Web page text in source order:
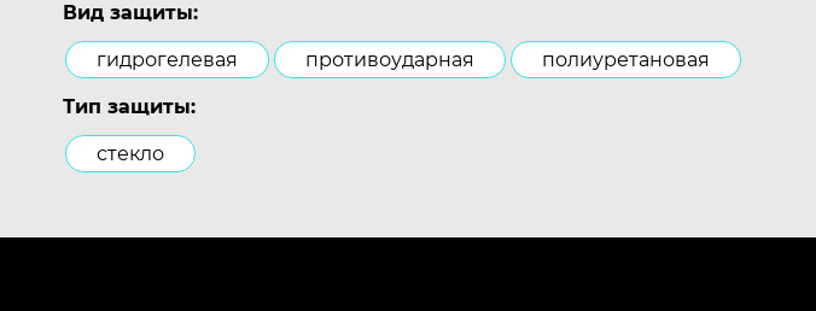
Вид защиты:
гидрогелевая противоударная полиуретановая
Тип защиты:
стекло